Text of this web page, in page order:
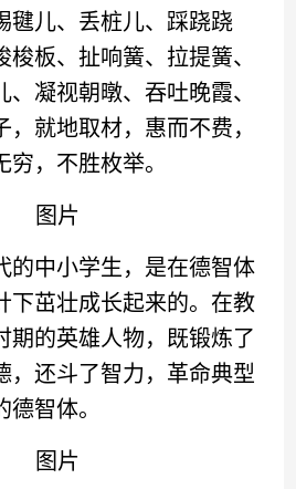
毽儿、丢桩儿、踩跷跷
板、扯响簧、拉提簧、
凝视朝暾、吞吐晚霞、
就地取材，惠而不费，
，不胜枚举。
中小学生，是在德智体
下茁壮成长起来的。在教
期的英雄人物，既锻炼了
，还斗了智力，革命典型
智体。